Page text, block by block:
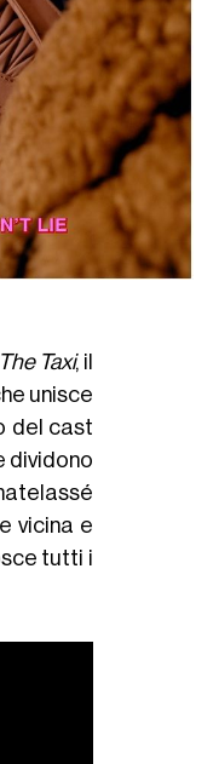
The Taxi, il
unisce
del cast
dividono
vicina e
tutti i